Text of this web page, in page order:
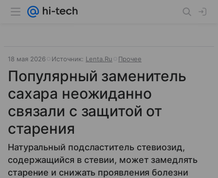
18 мая 2026 Источник: Lenta.Ru Прочее
Популярный заменитель
сахара неожиданно
связали с защитой от
старения
Натуральный подсластитель стевиозид,
содержащийся в стевии, может замедлять
старение и снижать проявления болезни